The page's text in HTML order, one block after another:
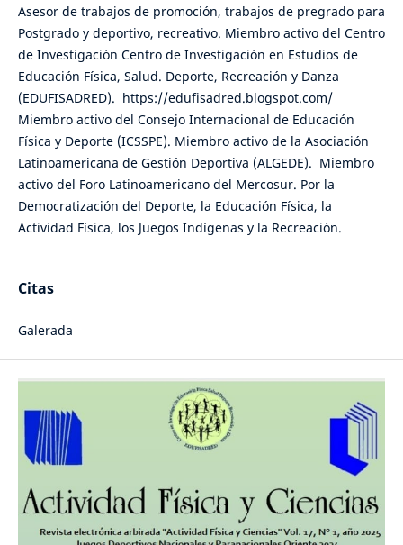
Asesor de trabajos de promoción, trabajos de pregrado para
Postgrado y deportivo, recreativo. Miembro activo del Centro
de Investigación Centro de Investigación en Estudios de
Educación Física, Salud. Deporte, Recreación y Danza
(EDUFISADRED). https://edufisadred.blogspot.com/
Miembro activo del Consejo Internacional de Educación
Física y Deporte (ICSSPE). Miembro activo de la Asociación
Latinoamericana de Gestión Deportiva (ALGEDE). Miembro
activo del Foro Latinoamericano del Mercosur. Por la
Democratización del Deporte, la Educación Física, la
Actividad Física, los Juegos Indígenas y la Recreación.
Citas
Galerada